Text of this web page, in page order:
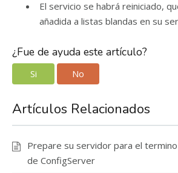
El servicio se habrá reiniciado,
añadida a listas blandas en su
¿Fue de ayuda este artículo?
Si No
Artículos Relacionados
Prepare su servidor para el termino
de ConfigServer